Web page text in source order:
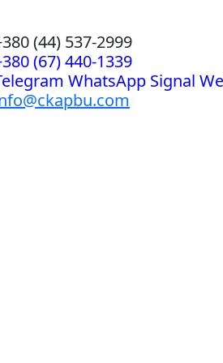
(44) 537-2999
(67) 440-1339
WhatsApp Signal